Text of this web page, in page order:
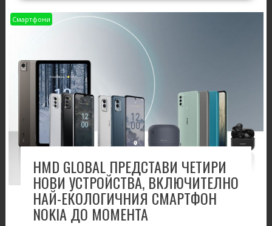
Смартфони
HMD GLOBAL ПРЕДСТАВИ ЧЕТИРИ
НОВИ УСТРОЙСТВА, ВКЛЮЧИТЕЛНО
НАЙ-ЕКОЛОГИЧНИЯ СМАРТФОН
NOKIA ДО МОМЕНТА